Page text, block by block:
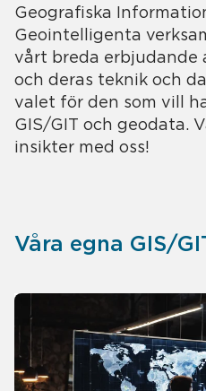
Geografiska
Geointelligenta
vårt breda erbjudande
och deras teknik och
valet för den som vill
GIS/GIT och geodata.
insikter med oss!
Våra egna GIS/